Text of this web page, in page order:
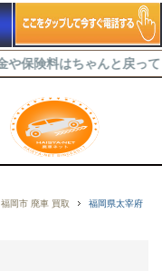
と戻ってくるの
福岡市 廃車 買取
福岡県太宰府